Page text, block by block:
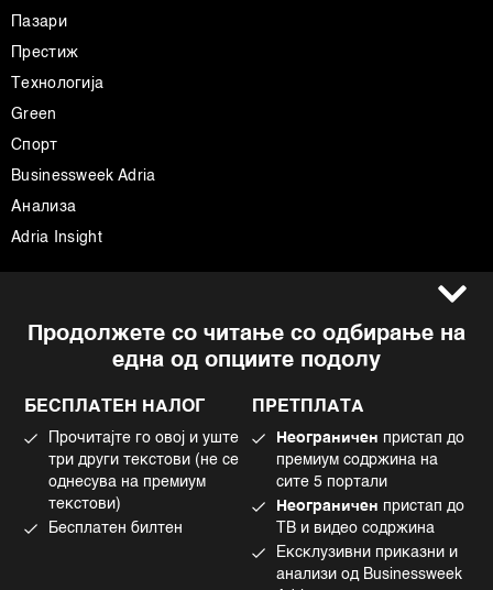
Продолжете со читање со одбирање на
една од опциите подолу
БЕСПЛАТЕН НАЛОГ
Прочитајте го овој и уште
три други текстови (не се
однесува на премиум
текстови)
Бесплатен билтен
ПРЕТПЛАТА
Неограничен пристап до
премиум содржина на
сите 5 портали
Неограничен пристап до
ТВ и видео содржина
Ексклузивни приказни и
анализи од Businessweek
Пазари
Престиж
Технологија
Green
Спорт
Businessweek Adria
Анализа
Adria Insight
Импресум
Политика на приватност
Употреба на вештачка интелигенција
Facebook
Instagram
Tiktok
©2022 - 2026 Bloomberg L.P. All Rights Reserved. BLOOMBERG and the
BLOOMBERG logo are registered trademarks and service marks of
Bloomberg Finance L.P. or its subsidiaries, displayed with permission
Bloomberg Adria is a Mtel Swiss SA Property